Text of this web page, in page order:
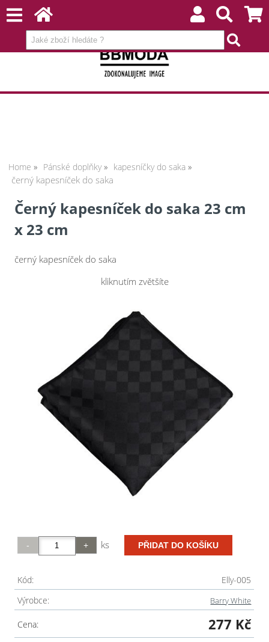
Home Pánské doplňky kapesníčky do saka
černý kapesníček do saka
Černý kapesníček do saka 23 cm
x 23 cm
černý kapesníček do saka
kliknutím zvětšíte
ks
Kód:
Elly-005
Výrobce:
Barry White
Cena: 277 Kč